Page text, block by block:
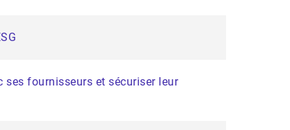
ses fournisseurs et sécuriser leur